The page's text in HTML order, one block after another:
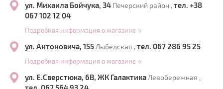
ул. Михаила Бойчука, 34 Печерский район , тел. +38
067 102 12 04
Подробная информация о магазине →
ул. Антоновича, 155Лыбедская , тел. 067 286 95 25
Подробная информация о магазине →
ул. Е.Сверстюка, 6В, ЖК ГалактикаЛевобережная ,